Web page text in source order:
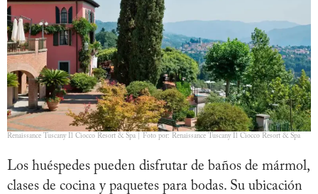
Renaissance Tuscany Il Ciocco Resort & Spa | Foto por: Renaissance Tuscany Il Ciocco Resort & Spa
Los huéspedes pueden disfrutar de baños de mármol,
clases de cocina y paquetes para bodas. Su ubicación